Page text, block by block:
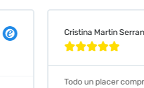
Cristina Martin Serrano
Todo un placer comprar en